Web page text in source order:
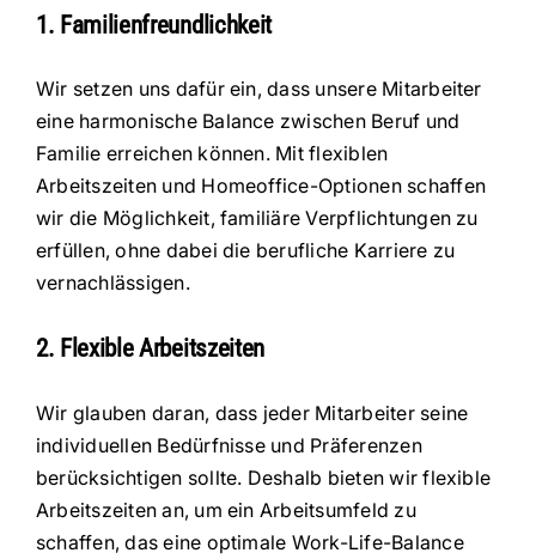
1. Familienfreundlichkeit
Wir setzen uns dafür ein, dass unsere Mitarbeiter
eine harmonische Balance zwischen Beruf und
Familie erreichen können. Mit flexiblen
Arbeitszeiten und Homeoffice-Optionen schaffen
wir die Möglichkeit, familiäre Verpflichtungen zu
erfüllen, ohne dabei die berufliche Karriere zu
vernachlässigen.
2. Flexible Arbeitszeiten
Wir glauben daran, dass jeder Mitarbeiter seine
individuellen Bedürfnisse und Präferenzen
berücksichtigen sollte. Deshalb bieten wir flexible
Arbeitszeiten an, um ein Arbeitsumfeld zu
schaffen, das eine optimale Work-Life-Balance